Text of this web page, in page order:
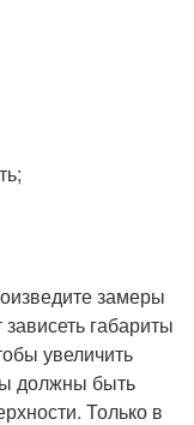
замеры
габариты
увеличить
должны быть
Только в